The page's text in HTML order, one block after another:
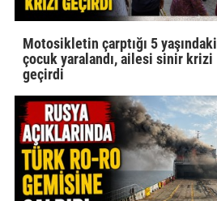
Motosikletin çarptığı 5 yaşındaki
çocuk yaralandı, ailesi sinir krizi
geçirdi